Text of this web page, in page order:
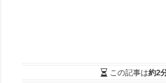
この記事は約2